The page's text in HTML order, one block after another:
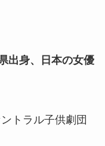
出身、日本の女優
トラル子供劇団